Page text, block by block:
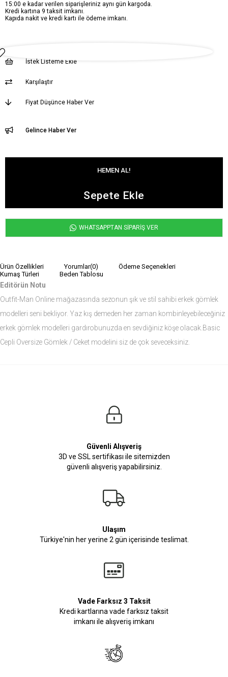
15:00 e kadar verilen siparişleriniz aynı gün kargoda.
Kredi kartına 9 taksit imkanı.
Kapıda nakit ve kredi kartı ile ödeme imkanı.
İstek Listeme Ekle
Karşılaştır
Fiyat Düşünce Haber Ver
Gelince Haber Ver
WHATSAPPTAN SİPARİŞ VER
Ürün Özellikleri Yorumlar(0)
Ödeme Seçenekleri
Kumaş Türleri
Beden Tablosu
Editörün Notu
Outfit-Man Online mağazasında sezonun şık ve stil sahibi erkek gömlek
modelleri seni bekliyor. Yaz kış demeden her zaman kombinleyebileceğiniz
erkek gömlek modelleri gardırobunuzda en sevdiğiniz köşe olacak.Basic
Cepli Oversize Gömlek / Ceket modelini siz de çok seveceksiniz.
Manken Bedenleri Üst Grup M, Alt Grup 33 Beden ( Medium )
Güvenli Alışveriş
3D ve SSL sertifikası ile sitemizden
güvenli alışveriş yapabilirsiniz.
Ulaşım
Türkiye'nin her yerine 2 gün içerisinde teslimat.
Vade Farksız 3 Taksit
Kredi kartlarına vade farksız taksit
imkanı ile alışveriş imkanı